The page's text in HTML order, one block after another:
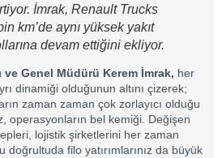
İmrak, Renault Trucks
km’de aynı yüksek yakıt
devam ettiğini ekliyor.
ve Genel Müdürü Kerem İmrak, her
dinamiği olduğunun altını çizerek;
zaman zaman çok zorlayıcı olduğu
operasyonların bel kemiği. Değişen
lojistik şirketlerini her zaman
filo yatırımlarınız da büyük